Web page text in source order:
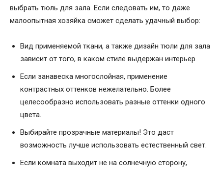
выбрать тюль для зала. Если следовать им, то даже
малоопытная хозяйка сможет сделать удачный выбор:
Вид применяемой ткани, а также дизайн тюли для зала
зависит от того, в каком стиле выдержан интерьер.
Если занавеска многослойная, применение
контрастных оттенков нежелательно. Более
целесообразно использовать разные оттенки одного
цвета.
Выбирайте прозрачные материалы! Это даст
возможность лучше использовать естественный свет.
Если комната выходит не на солнечную сторону,